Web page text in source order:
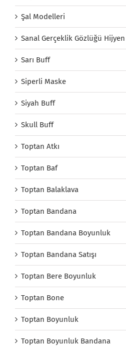
Şal Modelleri
Sanal Gerçeklik Gözlüğü
Sarı Buff
Siperli Maske
Siyah Buff
Skull Buff
Toptan Atkı
Toptan Baf
Toptan Balaklava
Toptan Bandana
Toptan Bandana Boyunluk
Toptan Bandana Satışı
Toptan Bere Boyunluk
Toptan Bone
Toptan Boyunluk
Toptan Boyunluk Bandana